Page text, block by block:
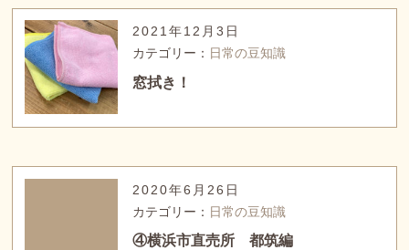
2021年12月3日
カテゴリー： 日常の豆知識
窓拭き！
2020年6月26日
カテゴリー： 日常の豆知識
④横浜市直売所 都筑編